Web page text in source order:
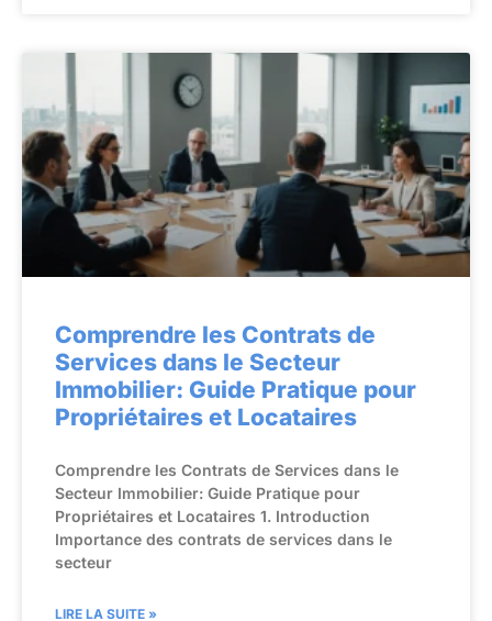
Comprendre les Contrats de
Services dans le Secteur
Immobilier: Guide Pratique pour
Propriétaires et Locataires
Comprendre les Contrats de Services dans le
Secteur Immobilier: Guide Pratique pour
Propriétaires et Locataires 1. Introduction
Importance des contrats de services dans le
secteur
LIRE LA SUITE »